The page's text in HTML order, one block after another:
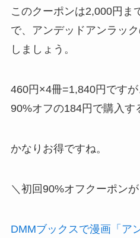
このクーポンは2,000円ま
で、アンデッドアンラッ
しましょう。
460円×4冊=1,840円です
90%オフの184円で購入す
かなりお得ですね。
＼初回90%オフクーポン
DMMブックスで漫画「ア